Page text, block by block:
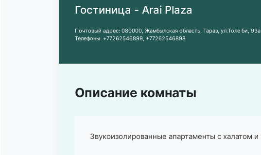
Гостиница - Arai Plaza
Почтовый адрес: 080000, Жамбылская область, Тараз, ул.Толе би, 93а
Телефоны: +77262546899 +77262546898
Описание комнаты